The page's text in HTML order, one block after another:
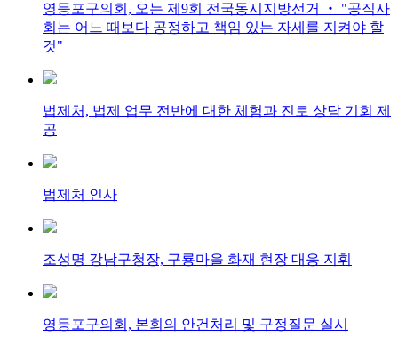
영등포구의회, 오는 제9회 전국동시지방선거 ‧ "공직사
회는 어느 때보다 공정하고 책임 있는 자세를 지켜야 할
것"
법제처, 법제 업무 전반에 대한 체험과 진로 상담 기회 제
공
법제처 인사
조성명 강남구청장, 구룡마을 화재 현장 대응 지휘
영등포구의회, 본회의 안건처리 및 구정질문 실시